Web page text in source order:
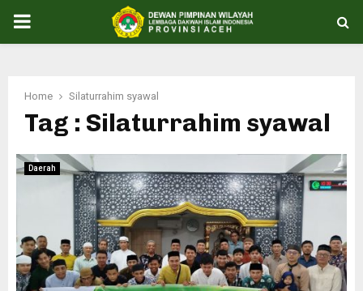
PRIMARY
Home Silaturrahim syawal
Tag : Silaturrahim syawal
Daerah